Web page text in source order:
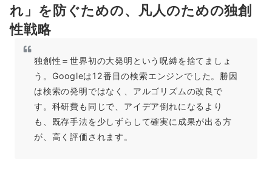
れ」を防ぐための、凡人のための独創
性戦略
独創性＝世界初の大発明という呪縛を捨てましょ
う。Googleは12番目の検索エンジンでした。勝因
は検索の発明ではなく、アルゴリズムの改良で
す。科研費も同じで、アイデア倒れになるより
も、既存手法を少しずらして確実に成果が出る方
が、高く評価されます。